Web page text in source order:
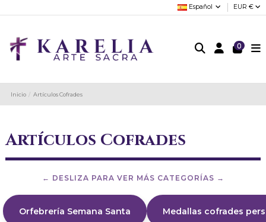
Español EUR €
0
Inicio Artículos Cofrades
Artículos Cofrades
Orfebrería Semana Santa Medallas cofrades